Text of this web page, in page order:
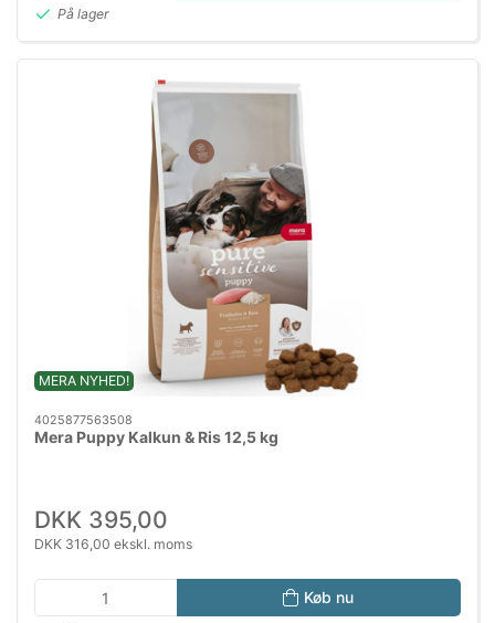
På lager
MERA NYHED!
4025877563508
Mera Puppy Kalkun & Ris 12,5 kg
DKK 395,00
DKK 316,00 ekskl. moms
Køb nu